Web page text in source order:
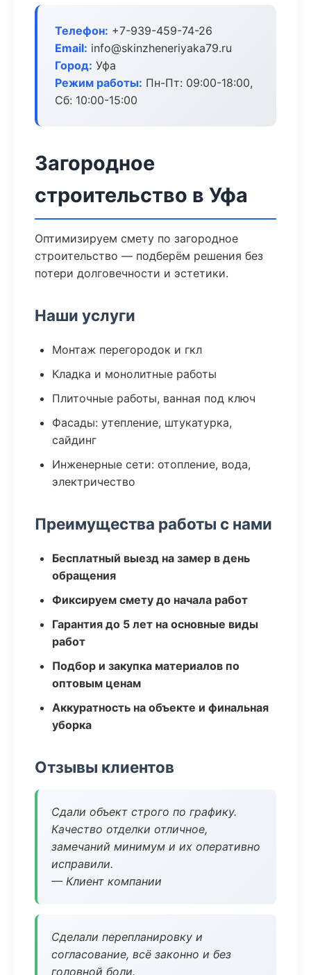
Телефон: +7-939-459-74-26
Email: info@skinzheneriyaka79.ru
Город: Уфа
Режим работы: Пн-Пт: 09:00-18:00,
Сб: 10:00-15:00
Загородное
строительство в Уфа
Оптимизируем смету по загородное
строительство — подберём решения без
потери долговечности и эстетики.
Наши услуги
Монтаж перегородок и гкл
Кладка и монолитные работы
Плиточные работы, ванная под ключ
Фасады: утепление, штукатурка,
сайдинг
Инженерные сети: отопление, вода,
электричество
Преимущества работы с нами
Бесплатный выезд на замер в день
обращения
Фиксируем смету до начала работ
Гарантия до 5 лет на основные виды
работ
Подбор и закупка материалов по
оптовым ценам
Аккуратность на объекте и финальная
уборка
Отзывы клиентов
Сдали объект строго по графику.
Качество отделки отличное,
замечаний минимум и их оперативно
исправили.
— Клиент компании
Сделали перепланировку и
согласование, всё законно и без
головной боли.